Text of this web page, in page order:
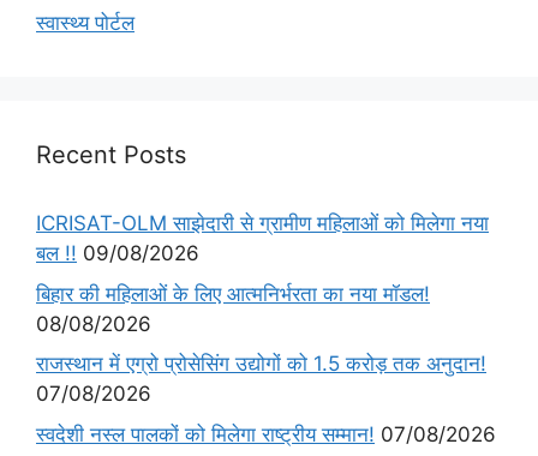
स्वास्थ्य पोर्टल
Recent Posts
ICRISAT-OLM साझेदारी से ग्रामीण महिलाओं को मिलेगा नया
बल !! 09/08/2026
बिहार की महिलाओं के लिए आत्मनिर्भरता का नया मॉडल!
08/08/2026
राजस्थान में एग्रो प्रोसेसिंग उद्योगों को 1.5 करोड़ तक अनुदान!
07/08/2026
स्वदेशी नस्ल पालकों को मिलेगा राष्ट्रीय सम्मान! 07/08/2026